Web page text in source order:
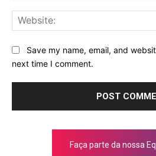
Save my name, email, and
next time I comment.
Faça parte da nossa